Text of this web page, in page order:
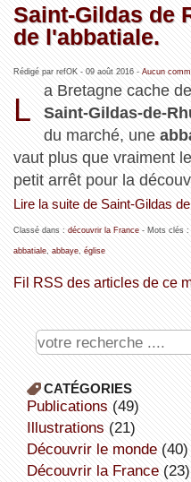
Saint-Gildas de
de l'abbatiale.
Rédigé par refOK - 09 août 2016- Aucun
L
a Bretagne cache
Saint-Gildas-de-
du marché, une
vaut plus que vraiment
petit arrêt pour la
Lire la suite de Saint-Gildas
Classé dans : découvrir la France- Mots clés :
abbatiale, abbaye, église
Fil RSS des articles de ce
CATÉGORIES
publications (49)
illustrations (21)
découvrir le monde(40)
découvrir la France(23)